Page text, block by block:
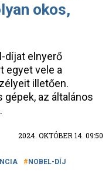
okos,
díjat elnyerő
egyet vele a
illetően.
gépek, az általános
2024. OKTÓBER 14. 09:50
NOBEL-DÍJ